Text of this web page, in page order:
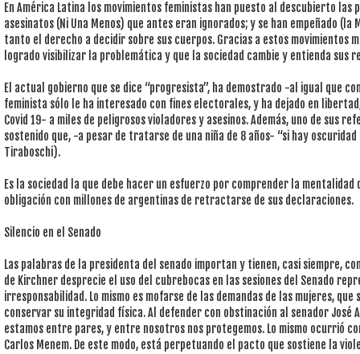
En América Latina los movimientos feministas han puesto al descubierto las
asesinatos (Ni Una Menos) que antes eran ignorados; y se han empeñado
tanto el derecho a decidir sobre sus cuerpos. Gracias a estos movimientos
logrado visibilizar la problemática y que la sociedad cambie y entienda sus
El actual gobierno que se dice “progresista”, ha demostrado -al igual que
feminista sólo le ha interesado con fines electorales, y ha dejado en
Covid 19- a miles de peligrosos violadores y asesinos. Además, uno de sus
sostenido que, -a pesar de tratarse de una niña de 8 años- “si hay
Tiraboschi).
Es la sociedad la que debe hacer un esfuerzo por comprender la
obligación con millones de argentinas de retractarse de sus declaraciones.
Silencio en el Senado
Las palabras de la presidenta del senado importan y tienen, casi siempre,
de Kirchner desprecie el uso del cubrebocas en las sesiones del Senado
irresponsabilidad. Lo mismo es mofarse de las demandas de las mujeres,
conservar su integridad física. Al defender con obstinación al senador José
estamos entre pares, y entre nosotros nos protegemos. Lo mismo ocurrió
Carlos Menem. De este modo, está perpetuando el pacto que sostiene la